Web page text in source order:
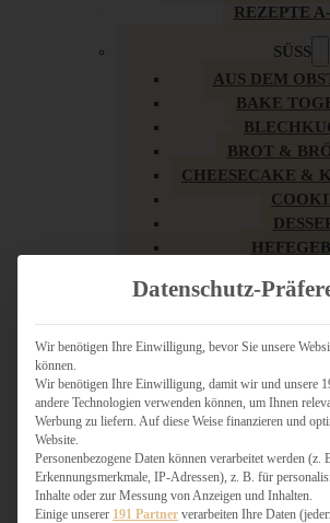
REZEPTE
SÜSS
AUS DEM
BAKE
BROT &
CHEESECAKE &
LOW CARB &
MY
SÜSSES
VEGAN
Datenschutz-
Wir benötigen Ihre Einwilligung, bevor Sie unsere
können.
Wir benötigen Ihre Einwilligung, damit wir und unsere
andere Technologien verwenden können, um Ihnen
Werbung zu liefern. Auf diese Weise finanzieren und
Website.
Personenbezogene Daten können verarbeitet werden (z.
Erkennungsmerkmale, IP-Adressen), z. B. für
Inhalte oder zur Messung von Anzeigen und Inhalten.
Einige unserer 191 Partner verarbeiten Ihre Daten